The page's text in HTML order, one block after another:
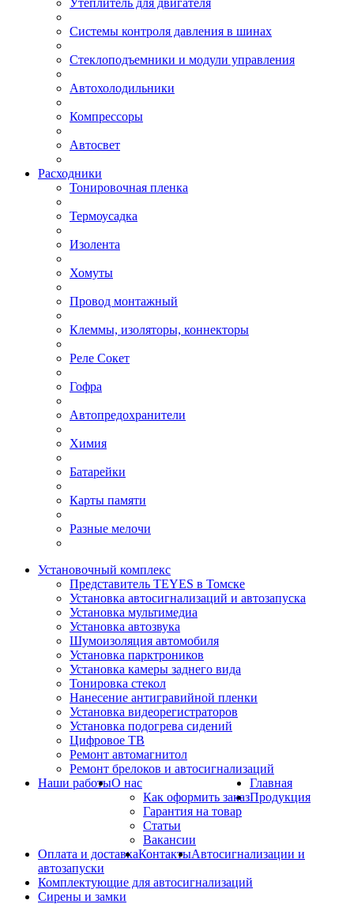
Утеплитель для двигателя
Системы контроля давления в шинах
Стеклоподъемники и модули управления
Автохолодильники
Компрессоры
Автосвет
Расходники
Тонировочная пленка
Термоусадка
Изолента
Хомуты
Провод монтажный
Клеммы, изоляторы, коннекторы
Реле Сокет
Гофра
Автопредохранители
Химия
Батарейки
Карты памяти
Разные мелочи
Установочный комплекс
Представитель TEYES в Томске
Установка автосигнализаций и автозапуска
Установка мультимедиа
Установка автозвука
Шумоизоляция автомобиля
Установка парктроников
Установка камеры заднего вида
Тонировка стекол
Нанесение антигравийной пленки
Установка видеорегистраторов
Установка подогрева сидений
Цифровое ТВ
Ремонт автомагнитол
Ремонт брелоков и автосигнализаций
Наши работыО нас
Как оформить заказ
Гарантия на товар
Статьи
Вакансии
Оплата и доставкаКонтакты
Главная
Продукция
Автосигнализации и
автозапуски
Комплектующие для автосигнализаций
Сирены и замки